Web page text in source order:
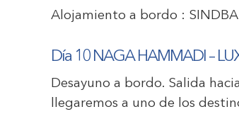
Alojamiento a bordo :
Día 10 NAGA HAMMADI –
Desayuno a bordo. Salida
llegaremos a uno de los